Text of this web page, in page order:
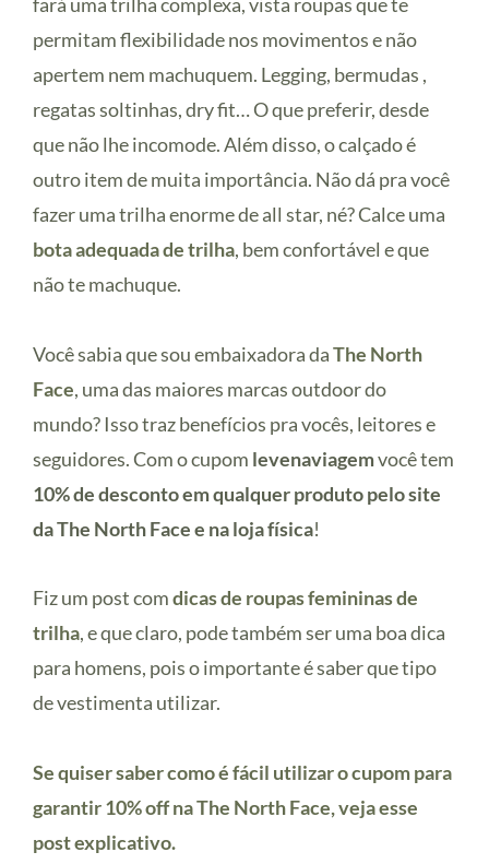
permitam flexibilidade nos movimentos e não
apertem nem machuquem. Legging, bermudas ,
regatas soltinhas, dry fit… O que preferir, desde
que não lhe incomode. Além disso, o calçado é
outro item de muita importância. Não dá pra você
fazer uma trilha enorme de all star, né? Calce uma
bota adequada de trilha, bem confortável e que
não te machuque.
Você sabia que sou embaixadora daThe North
Face, uma das maiores marcas outdoor do
mundo? Isso traz benefícios pra vocês, leitores e
seguidores. Com o cupom levenaviagemvocê tem
10% de desconto em qualquer produto pelo site
da The North Face e na loja física!
Fiz um post comdicas de roupas femininas de
trilha, e que claro, pode também ser uma boa dica
para homens, pois o importante é saber que tipo
de vestimenta utilizar.
Se quiser saber como é fácil utilizar o cupom para
garantir 10% off na The North Face, veja esse
post explicativo.